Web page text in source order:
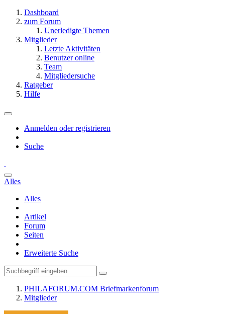
Dashboard
zum Forum
Unerledigte Themen
Mitglieder
Letzte Aktivitäten
Benutzer online
Team
Mitgliedersuche
Ratgeber
Hilfe
Anmelden oder registrieren
Suche
Alles
Alles
Artikel
Forum
Seiten
Erweiterte Suche
PHILAFORUM.COM Briefmarkenforum
Mitglieder